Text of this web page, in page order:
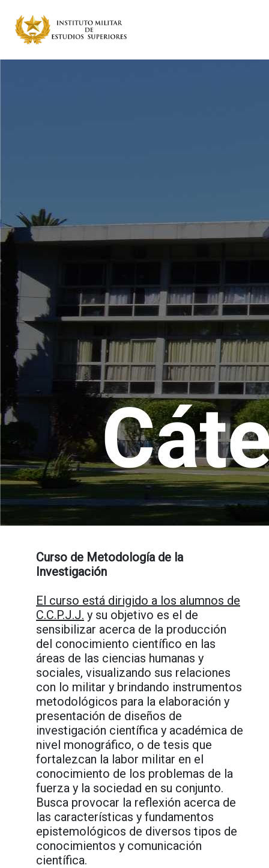
Curso de Metodología de la
Investigación
El curso está dirigido a los alumnos de
C.C.P.J.J. y su objetivo es el de
sensibilizar acerca de la producción
del conocimiento científico en las
áreas de las ciencias humanas y
sociales, visualizando sus relaciones
con lo militar y brindando instrumentos
metodológicos para la elaboración y
presentación de diseños de
investigación científica y académica de
nivel monográfico, o de tesis que
fortalezcan la labor militar en el
conocimiento de los problemas de la
fuerza y la sociedad en su conjunto.
Busca provocar la reflexión acerca de
las características y fundamentos
epistemológicos de diversos tipos de
conocimientos y comunicación
científica.